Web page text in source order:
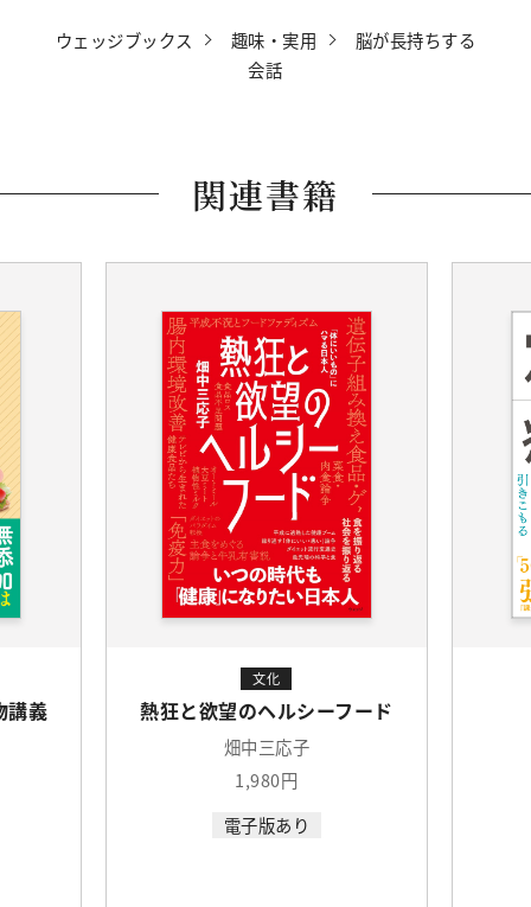
ウェッジブックス 趣味・実用
脳が長持ちする
会話
関連書籍
講義
文化
熱狂と欲望のヘルシーフード
畑中三応子
1,980円
電子版あり